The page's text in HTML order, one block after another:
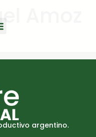
Amoz
argentino.